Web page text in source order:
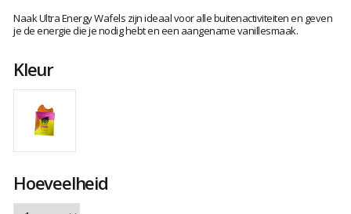
oordeel
van
Naak Ultra Energy Wafels zijn ideaal voor alle buitenactiviteiten en geven
je de energie die je nodig hebt en een aangename vanillesmaak.
Kleur
Hoeveelheid